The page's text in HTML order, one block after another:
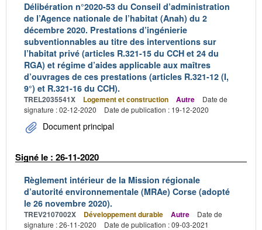
Délibération n°2020-53 du Conseil d’administration
de l’Agence nationale de l’habitat (Anah) du 2
décembre 2020. Prestations d’ingénierie
subventionnables au titre des interventions sur
l’habitat privé (articles R.321-15 du CCH et 24 du
RGA) et régime d’aides applicable aux maîtres
d’ouvrages de ces prestations (articles R.321-12 (I,
9°) et R.321-16 du CCH).
TREL2035541X Logement et construction Autre
Date de
signature : 02-12-2020
Date de publication : 19-12-2020
Document principal
Signé le : 26-11-2020
Règlement intérieur de la Mission régionale
d’autorité environnementale (MRAe) Corse (adopté
le 26 novembre 2020).
TREV2107002X Développement durable Autre
Date de
signature : 26-11-2020
Date de publication : 09-03-2021